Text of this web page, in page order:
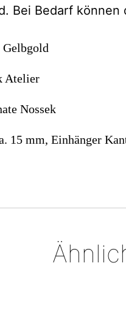
Bei Bedarf
Gelbgold
Atelier
Nossek
15 mm, Einhänger